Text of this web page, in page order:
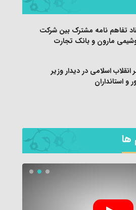
تفاهم نامه مشترک بین شرکت
مارون و بانک تجارت
انقلاب اسلامی در دیدار وزیر
و استانداران
ها